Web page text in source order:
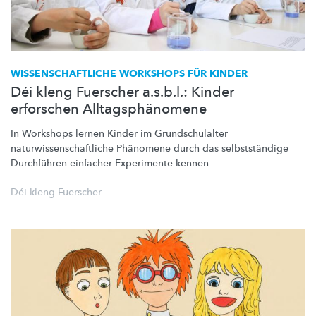
WISSENSCHAFTLICHE WORKSHOPS FÜR KINDER
Déi kleng Fuerscher a.s.b.l.: Kinder
erforschen Alltagsphänomene
In Workshops lernen Kinder im Grundschulalter
naturwissenschaftliche Phänomene durch das selbstständige
Durchführen einfacher Experimente kennen.
Déi kleng Fuerscher